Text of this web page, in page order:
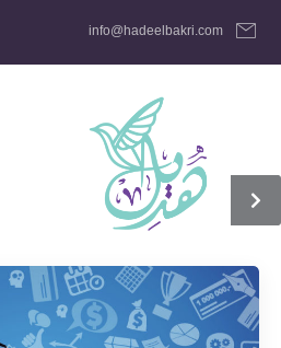
info@hadeelbakri.com